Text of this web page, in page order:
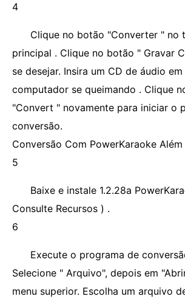
4
Clique no botão "Converter " no
principal . Clique no botão " Gravar
se desejar. Insira um CD de áudio
computador se queimando . Clique
"Convert " novamente para iniciar o
conversão.
Conversão Com PowerKaraoke Além
5
Baixe e instale 1.2.28a
Consulte Recursos ) .
6
Execute o programa de
Selecione " Arquivo", depois em
menu superior. Escolha um arquivo